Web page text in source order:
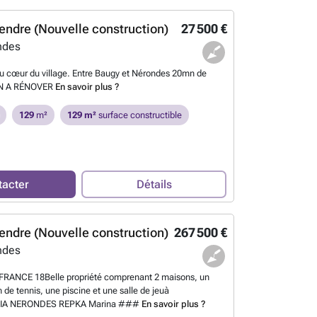
27 500 €
(Nouvelle construction)
cœur du village. Entre Baugy et Nérondes 20mn de
A RÉNOVER En savoir plus ?
129m² 129 m²surface constructible
Détails
267 500 €
(Nouvelle construction)
18Belle propriété comprenant 2 maisons, un
de tennis, une piscine et une salle de jeuà
NERONDES REPKA Marina ### En savoir plus ?